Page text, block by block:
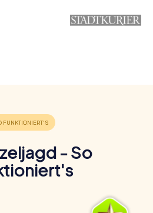
- So